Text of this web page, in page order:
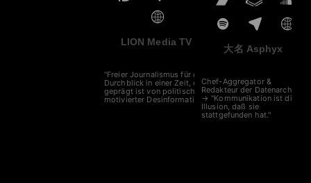
LION Media TV
"Freier Journalismus für den
Durchblick in einer Zeit, die
geprägt ist von politisch
motivierter Desinformation."
大名 Asphyx
Chef-Aggregator &
Redakteur der Datenarche
→ "Kommunikation ist die
Illusion, daß sie
stattgefunden hat."